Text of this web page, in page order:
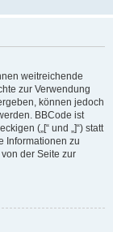
weitreichende
zur Verwendung
können jedoch
BBCode ist
(„[“ und „]“) statt
Informationen zu
der Seite zur